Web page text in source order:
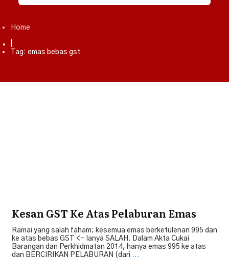
Home
Tag: emas bebas gst
Kesan GST Ke Atas Pelaburan Emas
Ramai yang salah faham; kesemua emas berketulenan 995 dan
ke atas bebas GST <– Ianya SALAH. Dalam Akta Cukai
Barangan dan Perkhidmatan 2014, hanya emas 995 ke atas
dan BERCIRIKAN PELABURAN (dari ...